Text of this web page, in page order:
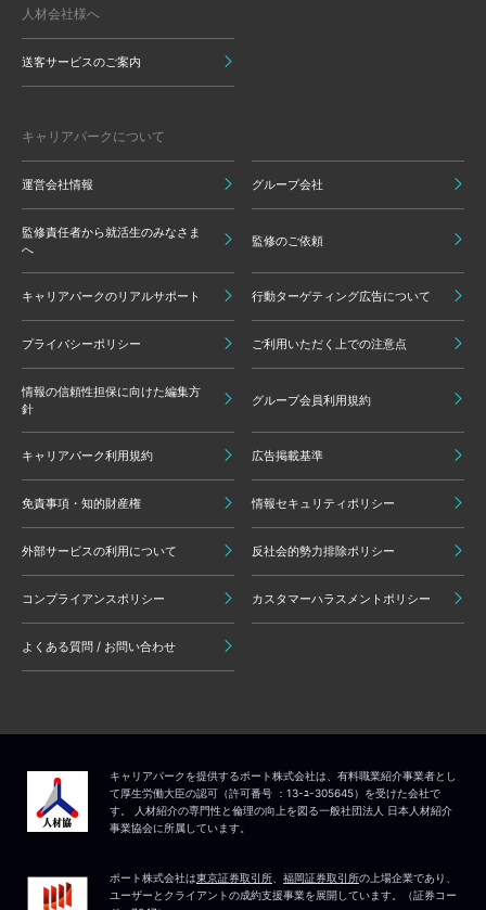
人材会社様へ
送客サービスのご案内
キャリアパークについて
運営会社情報 グループ会社
監修責任者から就活生のみなさま
へ
監修のご依頼
キャリアパークのリアルサポート 行動ターゲティング広告について
プライバシーポリシー ご利用いただく上での注意点
情報の信頼性担保に向けた編集方
針
グループ会員利用規約
キャリアパーク利用規約 広告掲載基準
免責事項・知的財産権 情報セキュリティポリシー
外部サービスの利用について 反社会的勢力排除ポリシー
コンプライアンスポリシー カスタマーハラスメントポリシー
よくある質問 / お問い合わせ